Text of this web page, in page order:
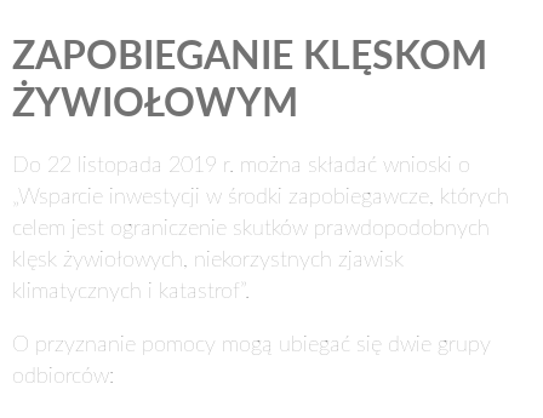
ZAPOBIEGANIE KLĘSKOM
ŻYWIOŁOWYM
Do 22 listopada 2019 r. można składać wnioski o
„Wsparcie inwestycji w środki zapobiegawcze, których
celem jest ograniczenie skutków prawdopodobnych
klęsk żywiołowych, niekorzystnych zjawisk
klimatycznych i katastrof”.
O przyznanie pomocy mogą ubiegać się dwie grupy
odbiorców: